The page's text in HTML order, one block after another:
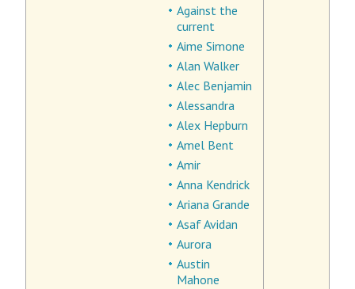
Against the
current
Aime Simone
Alan Walker
Alec Benjamin
Alessandra
Alex Hepburn
Amel Bent
Amir
Anna Kendrick
Ariana Grande
Asaf Avidan
Aurora
Austin
Mahone